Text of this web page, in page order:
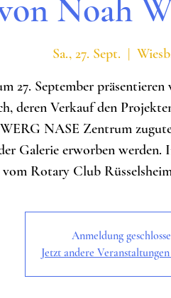
Noah
Sa., 27. Sept.
  |
27. September
deren Verkauf den
NASE Zentrum
Galerie erworben
vom Rotary Club
Anmeldung
Jetzt andere Veranstaltungen